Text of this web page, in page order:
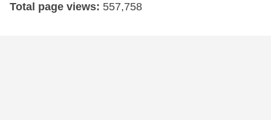
Total page views: 557,758